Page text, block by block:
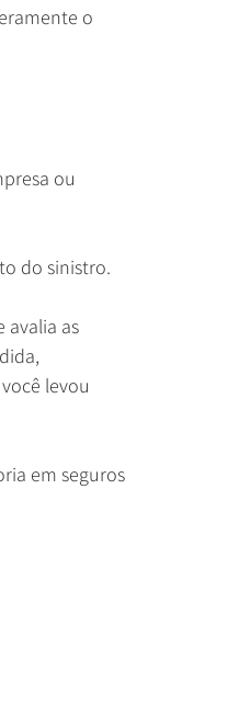
o
ou
do sinistro.
avalia as
levou
em seguros